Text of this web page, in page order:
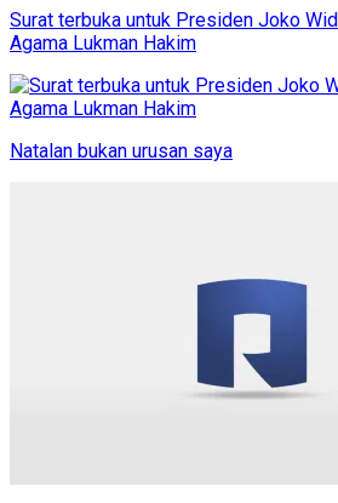
Surat terbuka untuk Presiden Joko
Agama Lukman Hakim
Natalan bukan urusan saya